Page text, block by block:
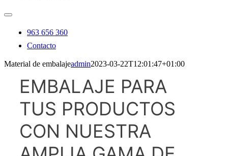
Toggle
963 656 360
Contacto
Material de embalajeadmin2023-03-22T12:01:47+01:00
EMBALAJE PARA
TUS PRODUCTOS
CON NUESTRA